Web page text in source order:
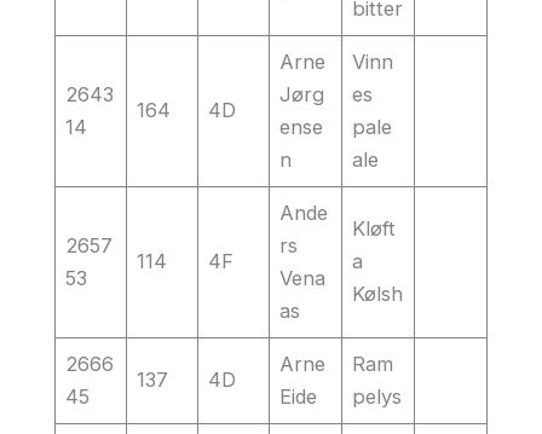
bitter
2643
14
164 4D
Arne
Jørg
ense
n
Vinn
es
pale
ale
2657
53
114 4F
Ande
rs
Vena
as
Kløft
a
Kølsh
2666
45
137 4D
Arne
Eide
Ram
pelys